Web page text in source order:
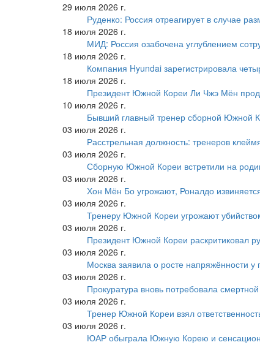
29 июля 2026 г.
Руденко: Россия отреагирует в случае
18 июля 2026 г.
МИД: Россия озабочена углублением
18 июля 2026 г.
Компания Hyundai зарегистрировала
18 июля 2026 г.
Президент Южной Кореи Ли Чжэ Мён
10 июля 2026 г.
Бывший главный тренер сборной Южной
03 июля 2026 г.
Расстрельная должность: тренеров
03 июля 2026 г.
Сборную Южной Кореи встретили на
03 июля 2026 г.
Хон Мён Бо угрожают, Роналдо
03 июля 2026 г.
Тренеру Южной Кореи угрожают
03 июля 2026 г.
Президент Южной Кореи раскритиковал
03 июля 2026 г.
Москва заявила о росте напряжённости
03 июля 2026 г.
Прокуратура вновь потребовала
03 июля 2026 г.
Тренер Южной Кореи взял
03 июля 2026 г.
ЮАР обыграла Южную Корею и